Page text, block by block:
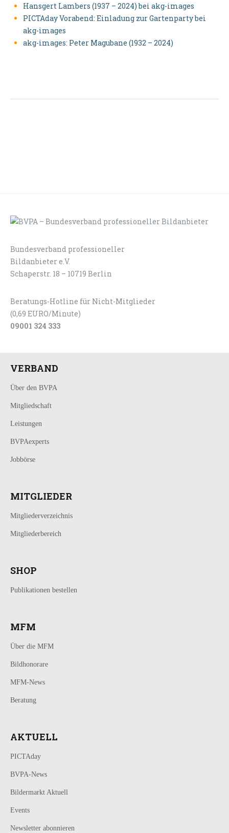
Hansgert Lambers (1937 – 2024) bei akg-images
PICTAday Vorabend: Einladung zur Gartenparty bei
akg-images
akg-images: Peter Magubane (1932 – 2024)
Bundesverband professioneller
Bildanbieter e.V.
Schaperstr. 18 – 10719 Berlin
Beratungs-Hotline für Nicht-Mitglieder
(0,69 EURO/Minute)
09001 324 333
VERBAND
Über den BVPA
Mitgliedschaft
Leistungen
BVPAexperts
Jobbörse
MITGLIEDER
Mitgliederverzeichnis
Mitgliederbereich
SHOP
Publikationen bestellen
MFM
Über die MFM
Bildhonorare
MFM-News
Beratung
AKTUELL
PICTAday
BVPA-News
Bildermarkt Aktuell
Events
Newsletter abonnieren